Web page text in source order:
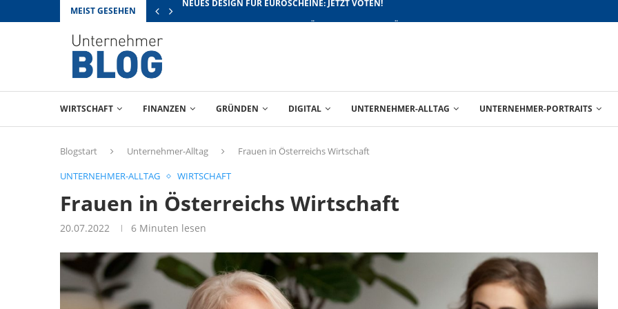
MEIST GESEHEN RICHTIG VERHANDELN: TIPPS FÜR BESSERE ABSCHLÜSSE
WIRTSCHAFT FINANZEN GRÜNDEN DIGITAL UNTERNEHMER-ALLTAG UNTERNEHMER-PORTRAITS
Blogstart Unternehmer-Alltag
Frauen in Österreichs Wirtschaft
UNTERNEHMER-ALLTAG
WIRTSCHAFT
Frauen in Österreichs Wirtschaft
20.07.2022 6 Minuten lesen